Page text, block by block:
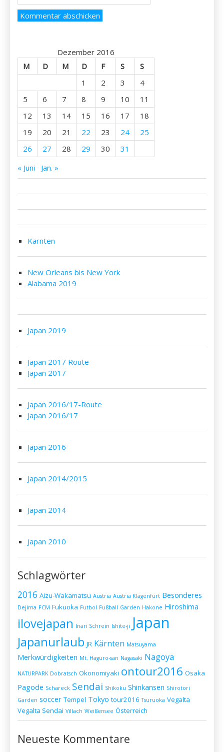
Dezember 2016
M
D M D F S
S
1
2 3
4
5
6 7 8 9 10
11
12
13 14 15 16 17
18
19
20 21 22 23 24
25
26
27 28 29 30
31
« Juni
Jan. »
Kärnten
New Orleans bis New York
Alabama 2019
Japan 2019
Japan 2017 Route
Japan 2017
Japan 2016/17-Route
Japan 2016/17
Japan 2016
Japan 2014/2015
Japan 2014
Japan 2010
Schlagwörter
2016 Aizu-Wakamatsu Austria Austria Klagenfurt Besonderes
Dejima FCM Fukuoka Futbol Fußball Garden Hakone Hiroshima
ilovejapan Inari Schrein Ishite-ji Japan
Japanurlaub JR Kärnten Matsuyama
Merkwürdigkeiten Mt. Haguro-san Nagasaki Nagoya
NATURPARK Dobratsch Okonomiyaki ontour2016 Osaka
Pagode Schareck Sendai Shikoku Shinkansen Shirotori
Garden soccer Tempel Tokyo tour2016 Tsuruoka Vegalta
Vegalta Sendai Villach Weißensee Österreich
Neueste Kommentare